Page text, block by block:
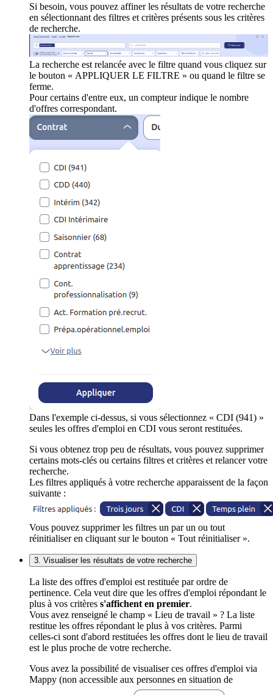
Si besoin, vous pouvez affiner les résultats de votre recherche
en sélectionnant des filtres et critères présents sous les critères
de recherche.
La recherche est relancée avec le filtre quand vous cliquez sur
le bouton « APPLIQUER LE FILTRE » ou quand le filtre se
ferme.
Pour certains d'entre eux, un compteur indique le nombre
d'offres correspondant.
Dans l'exemple ci-dessus, si vous sélectionnez « CDI (941) »
seules les offres d'emploi en CDI vous seront restituées.
Si vous obtenez trop peu de résultats, vous pouvez supprimer
certains mots-clés ou certains filtres et critères et relancer votre
recherche.
Les filtres appliqués à votre recherche apparaissent de la façon
suivante :
Vous pouvez supprimer les filtres un par un ou tout
réinitialiser en cliquant sur le bouton « Tout réinitialiser ».
3. Visualiser les résultats de votre recherche
La liste des offres d'emploi est restituée par ordre de
pertinence. Cela veut dire que les offres d'emploi répondant le
plus à vos critères s'affichent en premier.
Vous avez renseigné le champ « Lieu de travail » ? La liste
restitue les offres répondant le plus à vos critères. Parmi
celles-ci sont d'abord restituées les offres dont le lieu de travail
est le plus proche de votre recherche.
Vous avez la possibilité de visualiser ces offres d'emploi via
Mappy (non accessible aux personnes en situation de